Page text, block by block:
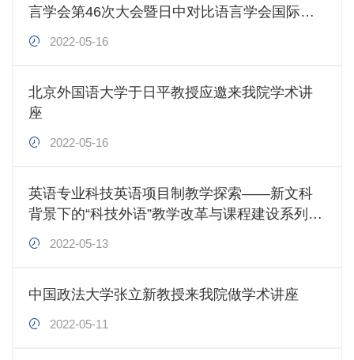
言学会第46次大会暨日中对比语言学会国际研
讨会
2022-05-16
北京外国语大学于日平教授应邀来我院学术讲
座
2022-05-16
英语专业科技英语项目制教学探索——新文科
背景下的“科技外语”教学改革与课程建设系列报
道之一
2022-05-13
中国政法大学张立新教授来我院做学术讲座
2022-05-11